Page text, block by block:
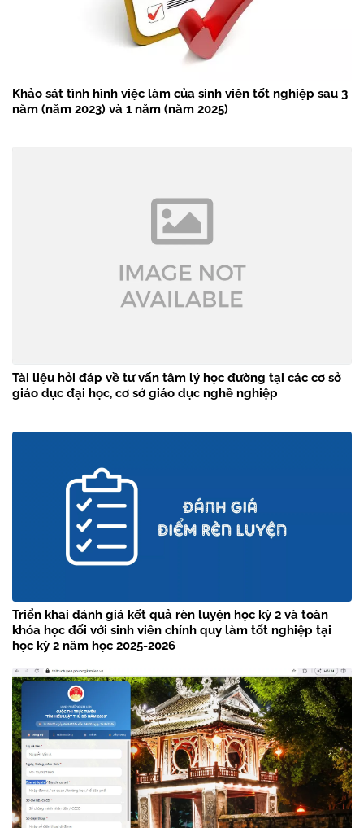
Khảo sát tình hình việc làm của sinh viên tốt nghiệp sau 3
năm (năm 2023) và 1 năm (năm 2025)
Tài liệu hỏi đáp về tư vấn tâm lý học đường tại các cơ sở
giáo dục đại học, cơ sở giáo dục nghề nghiệp
Triển khai đánh giá kết quả rèn luyện học kỳ 2 và toàn
khóa học đối với sinh viên chính quy làm tốt nghiệp tại
học kỳ 2 năm học 2025-2026